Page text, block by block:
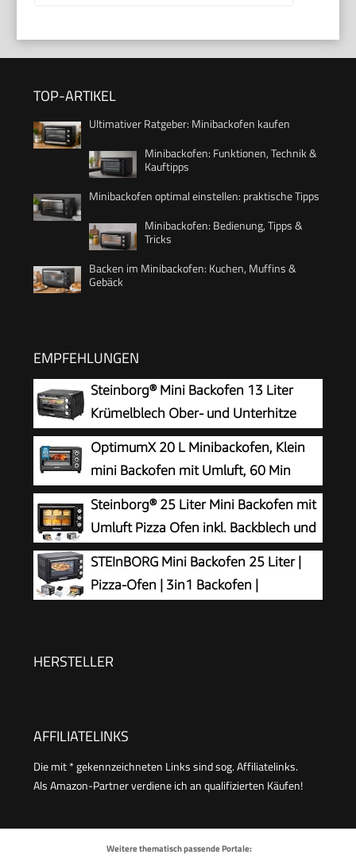
TOP-ARTIKEL
Ultimativer Ratgeber: Minibackofen kaufen
Minibackofen: Funktionen, Technik &
Kauftipps
Minibackofen optimal einstellen: praktische Tipps
Minibackofen: Bedienung, Tipps &
Tricks
Backen im Minibackofen: Kuchen, Muffins &
Gebäck
EMPFEHLUNGEN
Steinborg® Mini Backofen 13 Liter
Krümelblech Ober- und Unterhitze
1.200 Watt Miniofen mit Timer kleiner
Backofen für Camping oder Haushalt
freistehend stufenlose Temperaturregelung bis
230°C
OptimumX 20 L Minibackofen, Klein
mini Backofen mit Umluft, 60 Min
Timer, Pizza-Ofen, 1380 W, Schwarz
Steinborg® 25 Liter Mini Backofen mit
Umluft Pizza Ofen inkl. Backblech und
Grillrost Miniofen 60 Min. Timer –
1.600 Watt
STEInBORG Mini Backofen 25 Liter |
Pizza-Ofen | 3in1 Backofen |
1.600 Watt
HERSTELLER
AFFILIATELINKS
Die mit * gekennzeichneten Links sind sog. Affiliatelinks.
Als Amazon-Partner verdiene ich an qualifizierten Käufen!
Weitere thematisch passende Portale: